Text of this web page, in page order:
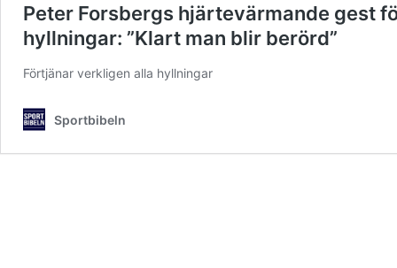
Peter Forsbergs hjärtevärmande gest
hyllningar: ”Klart man blir berörd”
Förtjänar verkligen alla hyllningar
Sportbibeln